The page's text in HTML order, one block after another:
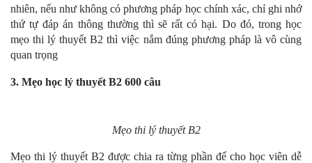
nhiên, nếu như không có phương pháp học chính xác, chỉ ghi nhớ
thứ tự đáp án thông thường thì sẽ rất có hại. Do đó, trong học
mẹo thi lý thuyết B2 thì việc nắm đúng phương pháp là vô cùng
quan trọng
3. Mẹo học lý thuyết B2 600 câu
Mẹo thi lý thuyết B2
Mẹo thi lý thuyết B2 được chia ra từng phần để cho học viên dễ